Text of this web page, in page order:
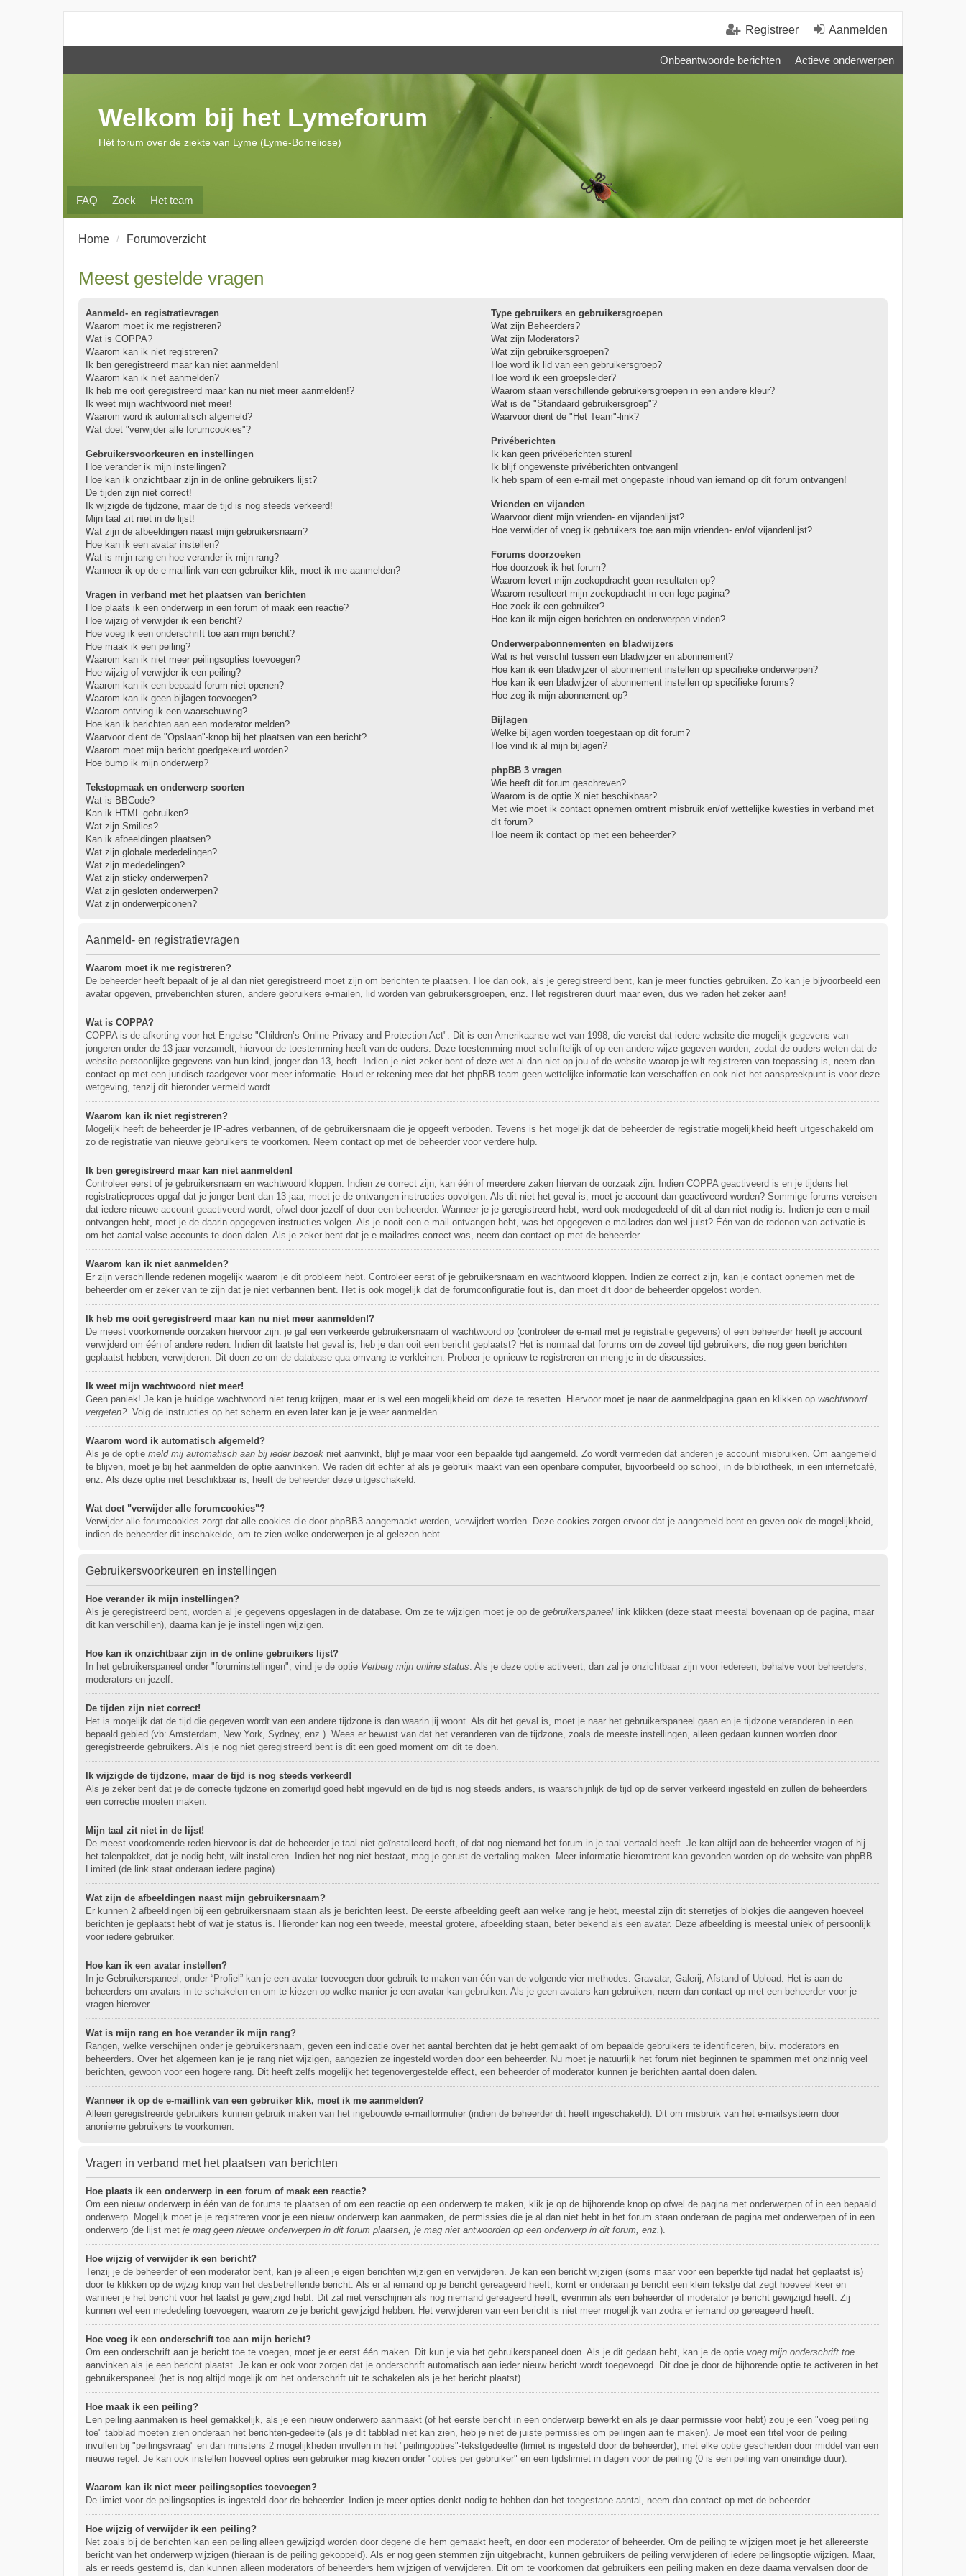
Aanmelden
Registreer
Onbeantwoorde berichten Actieve onderwerpen
FAQ Zoek Het team
Welkom bij het Lymeforum
Hét forum over de ziekte van Lyme (Lyme-Borreliose)
Home Forumoverzicht
Meest gestelde vragen
Aanmeld- en registratievragen
Waarom moet ik me registreren?
Wat is COPPA?
Waarom kan ik niet registreren?
Ik ben geregistreerd maar kan niet aanmelden!
Waarom kan ik niet aanmelden?
Ik heb me ooit geregistreerd maar kan nu niet meer aanmelden!?
Ik weet mijn wachtwoord niet meer!
Waarom word ik automatisch afgemeld?
Wat doet "verwijder alle forumcookies"?
Gebruikersvoorkeuren en instellingen
Hoe verander ik mijn instellingen?
Hoe kan ik onzichtbaar zijn in de online gebruikers lijst?
De tijden zijn niet correct!
Ik wijzigde de tijdzone, maar de tijd is nog steeds verkeerd!
Mijn taal zit niet in de lijst!
Wat zijn de afbeeldingen naast mijn gebruikersnaam?
Hoe kan ik een avatar instellen?
Wat is mijn rang en hoe verander ik mijn rang?
Wanneer ik op de e-maillink van een gebruiker klik, moet ik me aanmelden?
Vragen in verband met het plaatsen van berichten
Hoe plaats ik een onderwerp in een forum of maak een reactie?
Hoe wijzig of verwijder ik een bericht?
Hoe voeg ik een onderschrift toe aan mijn bericht?
Hoe maak ik een peiling?
Waarom kan ik niet meer peilingsopties toevoegen?
Hoe wijzig of verwijder ik een peiling?
Waarom kan ik een bepaald forum niet openen?
Waarom kan ik geen bijlagen toevoegen?
Waarom ontving ik een waarschuwing?
Hoe kan ik berichten aan een moderator melden?
Waarvoor dient de "Opslaan"-knop bij het plaatsen van een bericht?
Waarom moet mijn bericht goedgekeurd worden?
Hoe bump ik mijn onderwerp?
Tekstopmaak en onderwerp soorten
Wat is BBCode?
Kan ik HTML gebruiken?
Wat zijn Smilies?
Kan ik afbeeldingen plaatsen?
Wat zijn globale mededelingen?
Wat zijn mededelingen?
Wat zijn sticky onderwerpen?
Wat zijn gesloten onderwerpen?
Wat zijn onderwerpiconen?
Type gebruikers en gebruikersgroepen
Wat zijn Beheerders?
Wat zijn Moderators?
Wat zijn gebruikersgroepen?
Hoe word ik lid van een gebruikersgroep?
Hoe word ik een groepsleider?
Waarom staan verschillende gebruikersgroepen in een andere kleur?
Wat is de "Standaard gebruikersgroep"?
Waarvoor dient de "Het Team"-link?
Privéberichten
Ik kan geen privéberichten sturen!
Ik blijf ongewenste privéberichten ontvangen!
Ik heb spam of een e-mail met ongepaste inhoud van iemand op dit forum ontvangen!
Vrienden en vijanden
Waarvoor dient mijn vrienden- en vijandenlijst?
Hoe verwijder of voeg ik gebruikers toe aan mijn vrienden- en/of vijandenlijst?
Forums doorzoeken
Hoe doorzoek ik het forum?
Waarom levert mijn zoekopdracht geen resultaten op?
Waarom resulteert mijn zoekopdracht in een lege pagina?
Hoe zoek ik een gebruiker?
Hoe kan ik mijn eigen berichten en onderwerpen vinden?
Onderwerpabonnementen en bladwijzers
Wat is het verschil tussen een bladwijzer en abonnement?
Hoe kan ik een bladwijzer of abonnement instellen op specifieke onderwerpen?
Hoe kan ik een bladwijzer of abonnement instellen op specifieke forums?
Hoe zeg ik mijn abonnement op?
Bijlagen
Welke bijlagen worden toegestaan op dit forum?
Hoe vind ik al mijn bijlagen?
phpBB 3 vragen
Wie heeft dit forum geschreven?
Waarom is de optie X niet beschikbaar?
Met wie moet ik contact opnemen omtrent misbruik en/of wettelijke kwesties in verband met
dit forum?
Hoe neem ik contact op met een beheerder?
Aanmeld- en registratievragen
Waarom moet ik me registreren?
De beheerder heeft bepaalt of je al dan niet geregistreerd moet zijn om berichten te plaatsen. Hoe dan ook, als je geregistreerd bent, kan je meer functies gebruiken. Zo kan je bijvoorbeeld een
avatar opgeven, privéberichten sturen, andere gebruikers e-mailen, lid worden van gebruikersgroepen, enz. Het registreren duurt maar even, dus we raden het zeker aan!
Wat is COPPA?
COPPA is de afkorting voor het Engelse "Children’s Online Privacy and Protection Act". Dit is een Amerikaanse wet van 1998, die vereist dat iedere website die mogelijk gegevens van
jongeren onder de 13 jaar verzamelt, hiervoor de toestemming heeft van de ouders. Deze toestemming moet schriftelijk of op een andere wijze gegeven worden, zodat de ouders weten dat de
website persoonlijke gegevens van hun kind, jonger dan 13, heeft. Indien je niet zeker bent of deze wet al dan niet op jou of de website waarop je wilt registreren van toepassing is, neem dan
contact op met een juridisch raadgever voor meer informatie. Houd er rekening mee dat het phpBB team geen wettelijke informatie kan verschaffen en ook niet het aanspreekpunt is voor deze
wetgeving, tenzij dit hieronder vermeld wordt.
Waarom kan ik niet registreren?
Mogelijk heeft de beheerder je IP-adres verbannen, of de gebruikersnaam die je opgeeft verboden. Tevens is het mogelijk dat de beheerder de registratie mogelijkheid heeft uitgeschakeld om
zo de registratie van nieuwe gebruikers te voorkomen. Neem contact op met de beheerder voor verdere hulp.
Ik ben geregistreerd maar kan niet aanmelden!
Controleer eerst of je gebruikersnaam en wachtwoord kloppen. Indien ze correct zijn, kan één of meerdere zaken hiervan de oorzaak zijn. Indien COPPA geactiveerd is en je tijdens het
registratieproces opgaf dat je jonger bent dan 13 jaar, moet je de ontvangen instructies opvolgen. Als dit niet het geval is, moet je account dan geactiveerd worden? Sommige forums vereisen
dat iedere nieuwe account geactiveerd wordt, ofwel door jezelf of door een beheerder. Wanneer je je geregistreerd hebt, werd ook medegedeeld of dit al dan niet nodig is. Indien je een e-mail
ontvangen hebt, moet je de daarin opgegeven instructies volgen. Als je nooit een e-mail ontvangen hebt, was het opgegeven e-mailadres dan wel juist? Één van de redenen van activatie is
om het aantal valse accounts te doen dalen. Als je zeker bent dat je e-mailadres correct was, neem dan contact op met de beheerder.
Waarom kan ik niet aanmelden?
Er zijn verschillende redenen mogelijk waarom je dit probleem hebt. Controleer eerst of je gebruikersnaam en wachtwoord kloppen. Indien ze correct zijn, kan je contact opnemen met de
beheerder om er zeker van te zijn dat je niet verbannen bent. Het is ook mogelijk dat de forumconfiguratie fout is, dan moet dit door de beheerder opgelost worden.
Ik heb me ooit geregistreerd maar kan nu niet meer aanmelden!?
De meest voorkomende oorzaken hiervoor zijn: je gaf een verkeerde gebruikersnaam of wachtwoord op (controleer de e-mail met je registratie gegevens) of een beheerder heeft je account
verwijderd om één of andere reden. Indien dit laatste het geval is, heb je dan ooit een bericht geplaatst? Het is normaal dat forums om de zoveel tijd gebruikers, die nog geen berichten
geplaatst hebben, verwijderen. Dit doen ze om de database qua omvang te verkleinen. Probeer je opnieuw te registreren en meng je in de discussies.
Ik weet mijn wachtwoord niet meer!
Geen paniek! Je kan je huidige wachtwoord niet terug krijgen, maar er is wel een mogelijkheid om deze te resetten. Hiervoor moet je naar de aanmeldpagina gaan en klikken op wachtwoord
vergeten?. Volg de instructies op het scherm en even later kan je je weer aanmelden.
Waarom word ik automatisch afgemeld?
Als je de optie meld mij automatisch aan bij ieder bezoek niet aanvinkt, blijf je maar voor een bepaalde tijd aangemeld. Zo wordt vermeden dat anderen je account misbruiken. Om aangemeld
te blijven, moet je bij het aanmelden de optie aanvinken. We raden dit echter af als je gebruik maakt van een openbare computer, bijvoorbeeld op school, in de bibliotheek, in een internetcafé,
enz. Als deze optie niet beschikbaar is, heeft de beheerder deze uitgeschakeld.
Wat doet "verwijder alle forumcookies"?
Verwijder alle forumcookies zorgt dat alle cookies die door phpBB3 aangemaakt werden, verwijdert worden. Deze cookies zorgen ervoor dat je aangemeld bent en geven ook de mogelijkheid,
indien de beheerder dit inschakelde, om te zien welke onderwerpen je al gelezen hebt.
Gebruikersvoorkeuren en instellingen
Hoe verander ik mijn instellingen?
Als je geregistreerd bent, worden al je gegevens opgeslagen in de database. Om ze te wijzigen moet je op de gebruikerspaneel link klikken (deze staat meestal bovenaan op de pagina, maar
dit kan verschillen), daarna kan je je instellingen wijzigen.
Hoe kan ik onzichtbaar zijn in de online gebruikers lijst?
In het gebruikerspaneel onder "foruminstellingen", vind je de optie Verberg mijn online status. Als je deze optie activeert, dan zal je onzichtbaar zijn voor iedereen, behalve voor beheerders,
moderators en jezelf.
De tijden zijn niet correct!
Het is mogelijk dat de tijd die gegeven wordt van een andere tijdzone is dan waarin jij woont. Als dit het geval is, moet je naar het gebruikerspaneel gaan en je tijdzone veranderen in een
bepaald gebied (vb: Amsterdam, New York, Sydney, enz.). Wees er bewust van dat het veranderen van de tijdzone, zoals de meeste instellingen, alleen gedaan kunnen worden door
geregistreerde gebruikers. Als je nog niet geregistreerd bent is dit een goed moment om dit te doen.
Ik wijzigde de tijdzone, maar de tijd is nog steeds verkeerd!
Als je zeker bent dat je de correcte tijdzone en zomertijd goed hebt ingevuld en de tijd is nog steeds anders, is waarschijnlijk de tijd op de server verkeerd ingesteld en zullen de beheerders
een correctie moeten maken.
Mijn taal zit niet in de lijst!
De meest voorkomende reden hiervoor is dat de beheerder je taal niet geïnstalleerd heeft, of dat nog niemand het forum in je taal vertaald heeft. Je kan altijd aan de beheerder vragen of hij
het talenpakket, dat je nodig hebt, wilt installeren. Indien het nog niet bestaat, mag je gerust de vertaling maken. Meer informatie hieromtrent kan gevonden worden op de website van phpBB
Limited (de link staat onderaan iedere pagina).
Wat zijn de afbeeldingen naast mijn gebruikersnaam?
Er kunnen 2 afbeeldingen bij een gebruikersnaam staan als je berichten leest. De eerste afbeelding geeft aan welke rang je hebt, meestal zijn dit sterretjes of blokjes die aangeven hoeveel
berichten je geplaatst hebt of wat je status is. Hieronder kan nog een tweede, meestal grotere, afbeelding staan, beter bekend als een avatar. Deze afbeelding is meestal uniek of persoonlijk
voor iedere gebruiker.
Hoe kan ik een avatar instellen?
In je Gebruikerspaneel, onder “Profiel” kan je een avatar toevoegen door gebruik te maken van één van de volgende vier methodes: Gravatar, Galerij, Afstand of Upload. Het is aan de
beheerders om avatars in te schakelen en om te kiezen op welke manier je een avatar kan gebruiken. Als je geen avatars kan gebruiken, neem dan contact op met een beheerder voor je
vragen hierover.
Wat is mijn rang en hoe verander ik mijn rang?
Rangen, welke verschijnen onder je gebruikersnaam, geven een indicatie over het aantal berchten dat je hebt gemaakt of om bepaalde gebruikers te identificeren, bijv. moderators en
beheerders. Over het algemeen kan je je rang niet wijzigen, aangezien ze ingesteld worden door een beheerder. Nu moet je natuurlijk het forum niet beginnen te spammen met onzinnig veel
berichten, gewoon voor een hogere rang. Dit heeft zelfs mogelijk het tegenovergestelde effect, een beheerder of moderator kunnen je berichten aantal doen dalen.
Wanneer ik op de e-maillink van een gebruiker klik, moet ik me aanmelden?
Alleen geregistreerde gebruikers kunnen gebruik maken van het ingebouwde e-mailformulier (indien de beheerder dit heeft ingeschakeld). Dit om misbruik van het e-mailsysteem door
anonieme gebruikers te voorkomen.
Vragen in verband met het plaatsen van berichten
Hoe plaats ik een onderwerp in een forum of maak een reactie?
Om een nieuw onderwerp in één van de forums te plaatsen of om een reactie op een onderwerp te maken, klik je op de bijhorende knop op ofwel de pagina met onderwerpen of in een bepaald
onderwerp. Mogelijk moet je je registreren voor je een nieuw onderwerp kan aanmaken, de permissies die je al dan niet hebt in het forum staan onderaan de pagina met onderwerpen of in een
onderwerp (de lijst met je mag geen nieuwe onderwerpen in dit forum plaatsen, je mag niet antwoorden op een onderwerp in dit forum, enz.).
Hoe wijzig of verwijder ik een bericht?
Tenzij je de beheerder of een moderator bent, kan je alleen je eigen berichten wijzigen en verwijderen. Je kan een bericht wijzigen (soms maar voor een beperkte tijd nadat het geplaatst is)
door te klikken op de wijzig knop van het desbetreffende bericht. Als er al iemand op je bericht gereageerd heeft, komt er onderaan je bericht een klein tekstje dat zegt hoeveel keer en
wanneer je het bericht voor het laatst je gewijzigd hebt. Dit zal niet verschijnen als nog niemand gereageerd heeft, evenmin als een beheerder of moderator je bericht gewijzigd heeft. Zij
kunnen wel een mededeling toevoegen, waarom ze je bericht gewijzigd hebben. Het verwijderen van een bericht is niet meer mogelijk van zodra er iemand op gereageerd heeft.
Hoe voeg ik een onderschrift toe aan mijn bericht?
Om een onderschrift aan je bericht toe te voegen, moet je er eerst één maken. Dit kun je via het gebruikerspaneel doen. Als je dit gedaan hebt, kan je de optie voeg mijn onderschrift toe
aanvinken als je een bericht plaatst. Je kan er ook voor zorgen dat je onderschrift automatisch aan ieder nieuw bericht wordt toegevoegd. Dit doe je door de bijhorende optie te activeren in het
gebruikerspaneel (het is nog altijd mogelijk om het onderschrift uit te schakelen als je het bericht plaatst).
Hoe maak ik een peiling?
Een peiling aanmaken is heel gemakkelijk, als je een nieuw onderwerp aanmaakt (of het eerste bericht in een onderwerp bewerkt en als je daar permissie voor hebt) zou je een "voeg peiling
toe" tabblad moeten zien onderaan het berichten-gedeelte (als je dit tabblad niet kan zien, heb je niet de juiste permissies om peilingen aan te maken). Je moet een titel voor de peiling
invullen bij "peilingsvraag" en dan minstens 2 mogelijkheden invullen in het "peilingopties"-tekstgedeelte (limiet is ingesteld door de beheerder), met elke optie gescheiden door middel van een
nieuwe regel. Je kan ook instellen hoeveel opties een gebruiker mag kiezen onder "opties per gebruiker" en een tijdslimiet in dagen voor de peiling (0 is een peiling van oneindige duur).
Waarom kan ik niet meer peilingsopties toevoegen?
De limiet voor de peilingsopties is ingesteld door de beheerder. Indien je meer opties denkt nodig te hebben dan het toegestane aantal, neem dan contact op met de beheerder.
Hoe wijzig of verwijder ik een peiling?
Net zoals bij de berichten kan een peiling alleen gewijzigd worden door degene die hem gemaakt heeft, en door een moderator of beheerder. Om de peiling te wijzigen moet je het allereerste
bericht van het onderwerp wijzigen (hieraan is de peiling gekoppeld). Als er nog geen stemmen zijn uitgebracht, kunnen gebruikers de peiling verwijderen of iedere peilingsoptie wijzigen. Maar,
als er reeds gestemd is, dan kunnen alleen moderators of beheerders hem wijzigen of verwijderen. Dit om te voorkomen dat gebruikers een peiling maken en deze daarna vervalsen door de